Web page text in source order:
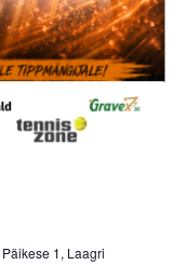
Päikese 1, Laagri